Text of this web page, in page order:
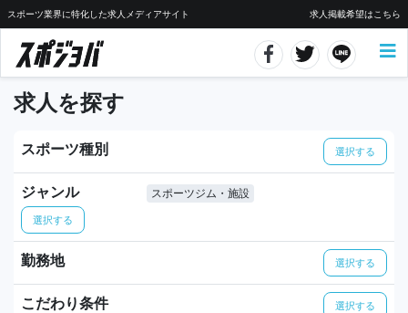
スポーツ業界に特化した求人メディアサイト 求人掲載希望はこちら
求人を探す
スポーツ種別 選択する
ジャンル
選択する
スポーツジム・施設
勤務地 選択する
こだわり条件 選択する